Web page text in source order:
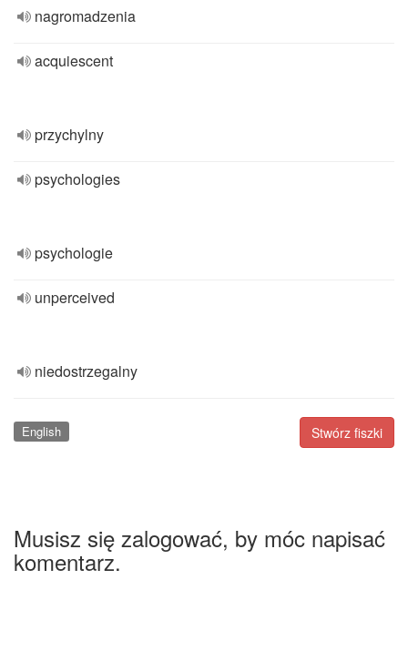
nagromadzenia
acquiescent
przychylny
psychologies
psychologie
unperceived
niedostrzegalny
Stwórz fiszki
English
Musisz się zalogować, by móc napisać
komentarz.